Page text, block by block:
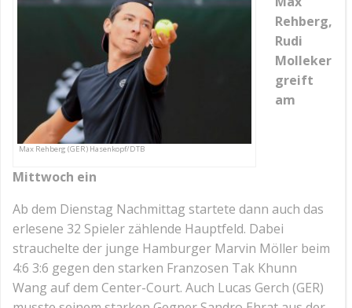
Max Rehberg (GER) Hasenkopf/DTB
Rehberg,
Rudi
Molleker
greift
am
Mittwoch ein
Ab dem Dienstag Nachmittag startete dann auch das
erlesene 32 Spieler zählende Hauptfeld. Dabei
strauchelte der junge Hamburger Marvin Möller beim
4:6 3:6 gegen den starken Franzosen Tak Khunn
Wang auf dem Center-Court. Auch Lucas Gerch (GER)